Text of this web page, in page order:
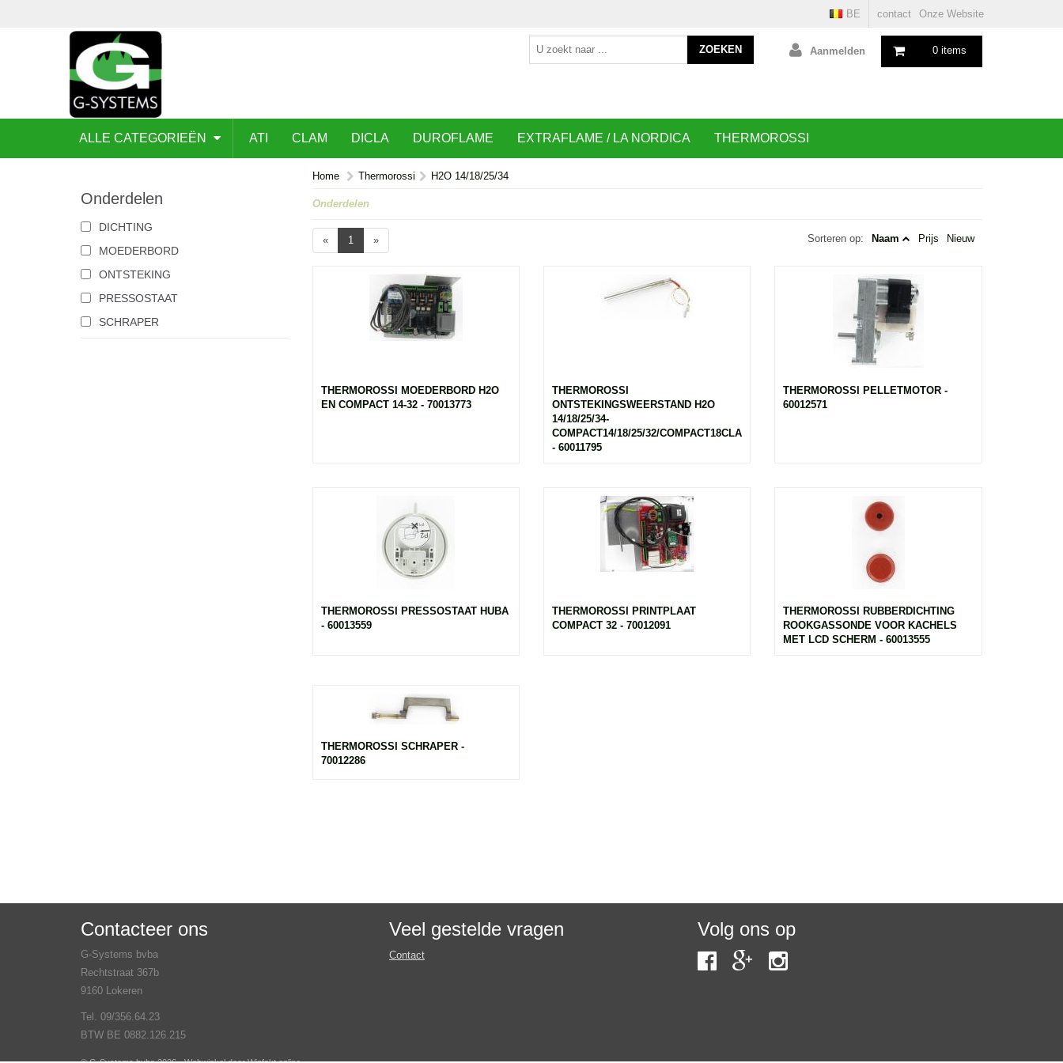
contact Onze Website
BE
0 items
Aanmelden
ZOEKEN
ALLE CATEGORIEËN ATI CLAM DICLA DUROFLAME EXTRAFLAME / LA NORDICA THERMOROSSI
Onderdelen
DICHTING
MOEDERBORD
ONTSTEKING
PRESSOSTAAT
SCHRAPER
Home Thermorossi H2O 14/18/25/34
Onderdelen
« 1 » Sorteren op: Naam Prijs Nieuw
THERMOROSSI MOEDERBORD H2O
EN COMPACT 14-32 - 70013773
THERMOROSSI
ONTSTEKINGSWEERSTAND H2O
14/18/25/34-
COMPACT14/18/25/32/COMPACT18CLASS5/COMPACT32CLASS5/COMPACTS18CLASS5/
- 60011795
THERMOROSSI PELLETMOTOR -
60012571
THERMOROSSI PRESSOSTAAT HUBA
- 60013559
THERMOROSSI PRINTPLAAT
COMPACT 32 - 70012091
THERMOROSSI RUBBERDICHTING
ROOKGASSONDE VOOR KACHELS
MET LCD SCHERM - 60013555
THERMOROSSI SCHRAPER -
70012286
Contacteer ons
G-Systems bvba
Rechtstraat 367b
9160 Lokeren
Tel. 09/356.64.23
BTW BE 0882.126.215
Veel gestelde vragen
Contact
Volg ons op